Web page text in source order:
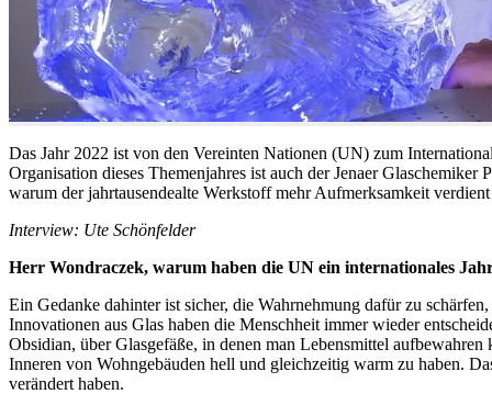
Das Jahr 2022 ist von den Vereinten Nationen (UN) zum
Organisation dieses Themenjahres ist auch der Jenaer
warum der jahrtausendealte Werkstoff mehr Aufmerksamkeit
Interview: Ute Schönfelder
Herr Wondraczek, warum haben die UN ein internationales
Ein Gedanke dahinter ist sicher, die Wahrnehmung dafür zu
Innovationen aus Glas haben die Menschheit immer wieder
Obsidian, über Glasgefäße, in denen man Lebensmittel aufbewahren
Inneren von Wohngebäuden hell und gleichzeitig warm zu haben.
verändert haben.